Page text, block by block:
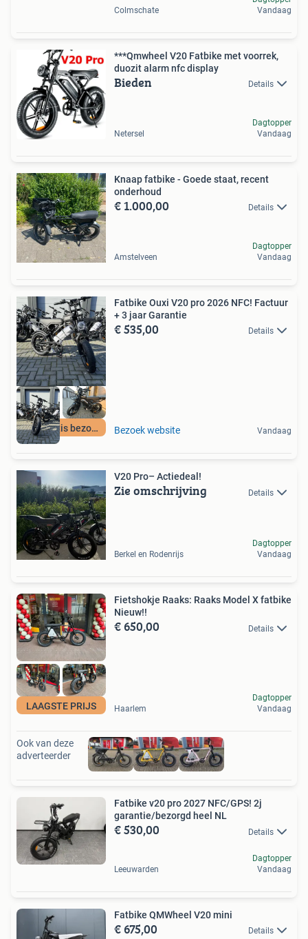
Colmschate
Vandaag
***Qmwheel V20 Fatbike met voorrek,
duozit alarm nfc display
Bieden Details
Netersel
Dagtopper
Vandaag
Knaap fatbike - Goede staat, recent
onderhoud
€ 1.000,00 Details
Amstelveen
Dagtopper
Vandaag
24H gratis bezorgd
Fatbike Ouxi V20 pro 2026 NFC! Factuur
+ 3 jaar Garantie
€ 535,00 Details
Bezoek website Vandaag
V20 Pro– Actiedeal!
Zie omschrijving Details
Berkel en Rodenrijs
Dagtopper
Vandaag
LAAGSTE PRIJS
Fietshokje Raaks: Raaks Model X fatbike
Nieuw!!
€ 650,00 Details
Haarlem
Dagtopper
Vandaag
Ook van deze
adverteerder
Fatbike v20 pro 2027 NFC/GPS! 2j
garantie/bezorgd heel NL
€ 530,00 Details
Leeuwarden
Dagtopper
Vandaag
Fatbike QMWheel V20 mini
€ 675,00 Details